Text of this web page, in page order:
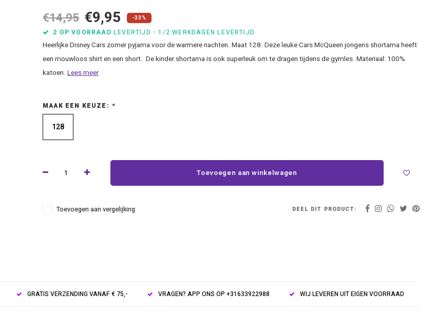
€14,95 €9,95 -33%
2 OP VOORRAAD LEVERTIJD - 1/2 WERKDAGEN LEVERTIJD
Heerlijke Disney Cars zomer pyjama voor de warmere nachten. Maat 128. Deze leuke Cars McQueen jongens shortama heeft
een mouwloos shirt en een short. De kinder shortama is ook superleuk om te dragen tijdens de gymles. Materiaal: 100%
katoen. Lees meer
MAAK EEN KEUZE: *
128
Toevoegen aan winkelwagen
Toevoegen aan vergelijking DEEL DIT PRODUCT:
GRATIS VERZENDING VANAF € 75,- VRAGEN? APP ONS OP +31633922988 WIJ LEVEREN UIT EIGEN VOORRAAD